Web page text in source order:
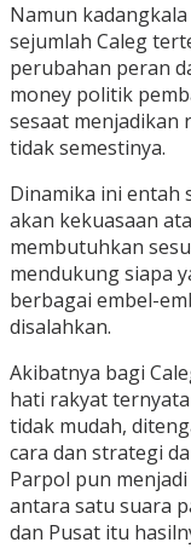
Namun
sejumlah Caleg
perubahan peran
money politik
sesaat menjadikan
tidak semestinya.
Dinamika ini entah
akan kekuasaan
membutuhkan
mendukung siapa
berbagai embel-
disalahkan.
Akibatnya bagi
hati rakyat
tidak mudah,
cara dan strategi
Parpol pun
antara satu suara
dan Pusat itu